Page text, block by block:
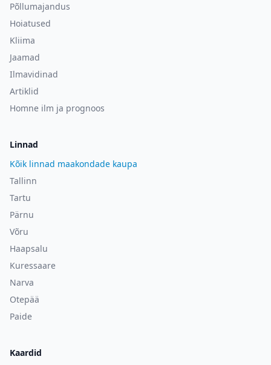
Põllumajandus
Hoiatused
Kliima
Jaamad
Ilmavidinad
Artiklid
Homne ilm ja prognoos
Linnad
Kõik linnad maakondade kaupa
Tallinn
Tartu
Pärnu
Võru
Haapsalu
Kuressaare
Narva
Otepää
Paide
Kaardid